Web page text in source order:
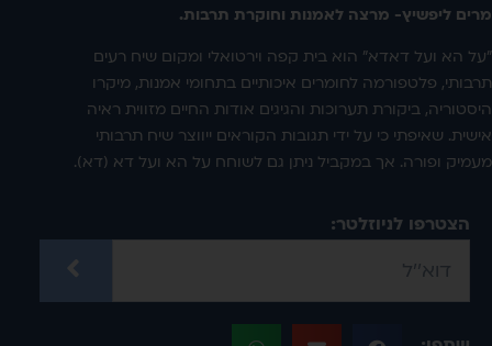
מרים ליפשיץ- מרצה לאמנות וחוקרת תרבות.
"על הא ועל דאדא" הוא בית קפה וירטואלי ומקום שיח רעים
תרבותי, פלטפורמה לחומרים איכותיים בתחומי אמנות, מיקרו
היסטוריה, ביקורת תערוכות והגיגים אודות החיים מזווית ראיה
אישית. שאיפתי כי על ידי תגובות הקוראים ייווצר שיח תרבותי
מעמיק ופורה. אך במקביל ניתן גם לשוחח על הא ועל דא (דא).
הצטרפו לניוזלטר: